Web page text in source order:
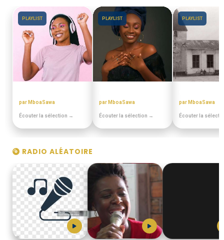
PLAYLIST
par MboaSawa
Écouter la sélection →
PLAYLIST
par MboaSawa
Écouter la sélection →
PLAYLIST
par MboaSawa
Écouter la
RADIO ALÉATOIRE